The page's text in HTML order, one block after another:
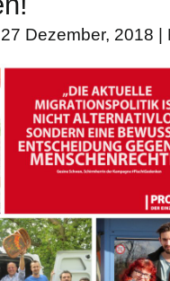
Dezember, 2018 |